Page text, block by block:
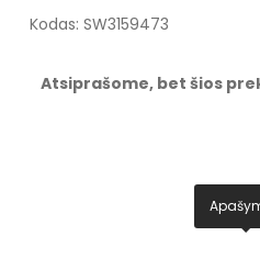
Kodas: SW3159473
Atsiprašome, bet šios